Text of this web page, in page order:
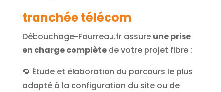
tranchée télécom
Débouchage-Fourreau.fr assure une prise
en charge complètede votre projet fibre :
🔁 Étude et élaboration du parcours le plus
adapté à la configuration du site ou de